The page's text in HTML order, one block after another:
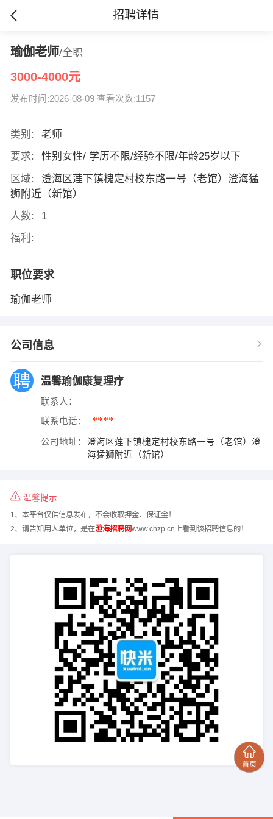
招聘详情
瑜伽老师/全职
3000-4000元
发布时间:2026-08-09 查看次数:1157
类别:
老师
要求:
性别女性/ 学历不限/经验不限/年龄25岁以下
区域:
澄海区莲下镇槐定村校东路一号（老馆）澄海猛
狮附近（新馆）
人数:
1
福利:
职位要求
瑜伽老师
公司信息
温馨瑜伽康复理疗
联系人：
联系电话： ****
公司地址：
澄海区莲下镇槐定村校东路一号（老馆）澄
海猛狮附近（新馆）
温馨提示
1、本平台仅供信息发布，不会收取押金、保证金！
2、请告知用人单位，是在澄海招聘网www.chzp.cn上看到该招聘信息的！